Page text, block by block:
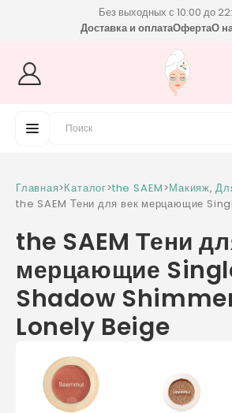
Без выходных с 10:00 до
Доставка и оплатаОфертаО
Главная>Каталог>the SAEM>Макияж,
the SAEM Тени для век мерцающие
the SAEM Тени
мерцающие
Shadow
Lonely Beige